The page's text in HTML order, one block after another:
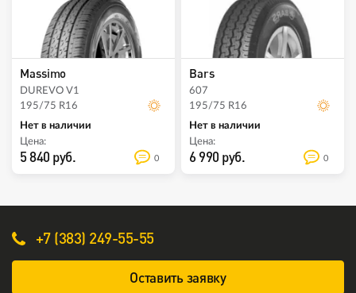
Massimo
DUREVO V1
195/75 R16
Нет в наличии
Цена:
5 840 руб. 0
Bars
607
195/75 R16
Нет в наличии
Цена:
6 990 руб. 0
+7 (383) 249-55-55
Оставить заявку